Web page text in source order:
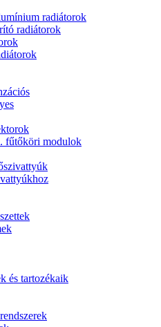
radiátorok
radiátorok
fűtőköri modulok
és tartozékaik